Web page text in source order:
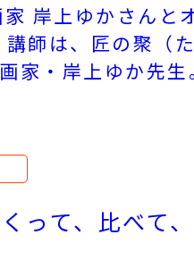
岸上ゆかさんと
師は、匠の聚（
家・岸上ゆか先
て、比べて